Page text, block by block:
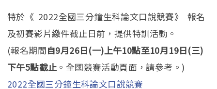
特於《 2022全國三分鐘生科論文口說競賽》 報名
及初賽影片繳件截止日前，提供特訓活動。
(報名期間自9月26日(一)上午10點至10月19日(三)
下午5點截止 。全國競賽活動頁面，請參考。)
2022全國三分鐘生科論文口說競賽